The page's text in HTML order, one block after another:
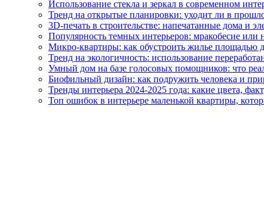
Использование стекла и зеркал в современном
Тренд на открытые планировки: уходит ли в
3D-печать в строительстве: напечатанные дома и
Популярность темных интерьеров: мракобесие или
Микро-квартиры: как обустроить жилье площадью
Тренд на экологичность: использование
Умный дом на базе голосовых помощников: что
Биофильный дизайн: как подружить человека и
Тренды интерьера 2024-2025 года: какие цвета,
Топ ошибок в интерьере маленькой квартиры,